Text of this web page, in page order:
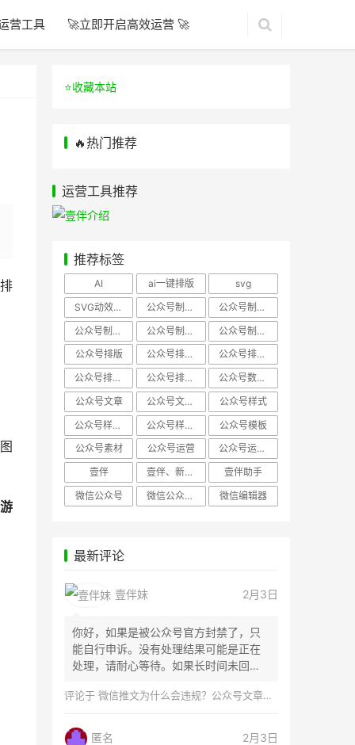
营工具 🚀立即开启高效运营 🚀
⭐️收藏本站
🔥热门推荐
运营工具推荐
推荐标签
AI ai一键排版
svg
SVG动效样式
公众号制作、公众号排版
公众号制作、公众号模板
公众号制作、微信编辑器
公众号制作，公众号排版
公众号制作，公众号排版、微信编辑器
公众号排版
公众号排版，公众号模板
公众号排版，公众号素材
公众号排版，微信编辑器
公众号排版，排版样式
公众号数据分析
公众号文章
公众号文章、公众号运营
公众号样式
公众号样式，微信公众号排版
公众号样式，微信编辑器
公众号模板
公众号素材
公众号运营
公众号运营，公众号编辑器
壹伴
壹伴、新媒体运营
壹伴助手
微信公众号
微信公众号，样式模板、公众号样式 微信编辑器
最新评论
壹伴妹 2月3日
你好，如果是被公众号官方封禁了，只
能自行申诉。没有处理结果可能是正在
处理，请耐心等待。如果长时间未回
评论于 微信推文为什么会违规？公众号文章怎么检测是否违规？
匿名 2月3日